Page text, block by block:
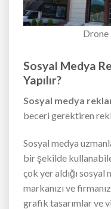
Drone
Sosyal Medya
Yapılır?
Sosyal medya
beceri gerektiren
Sosyal medya
bir şekilde
çok yer aldığı sosyal
markanızı ve
grafik tasarımlar ve